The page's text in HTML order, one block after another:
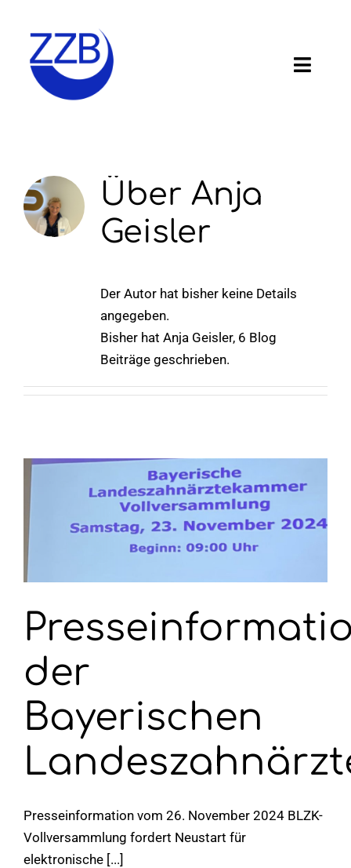
Inhalt
springen
Verband
Veranstaltungen
Wahlen 2026
Über Anja
Geisler
Der Autor hat bisher keine Details
angegeben.
Bisher hat Anja Geisler, 6 Blog
Beiträge geschrieben.
der
Bayerischen
Presseinformation vom 26. November 2024 BLZK-
Vollversammlung fordert Neustart für
elektronische [...]